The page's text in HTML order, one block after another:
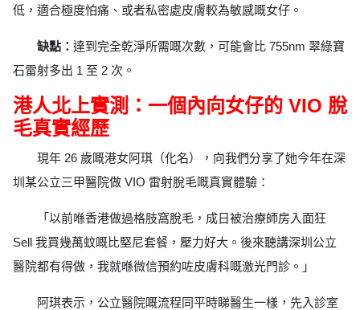
低，適合極度怕痛、或者私密處皮膚較為敏感嘅女仔。
缺點： 達到完全乾淨所需嘅次數，可能會比 755nm 翠綠寶
石雷射多出 1 至 2 次。
港人北上實測：一個內向女仔的 VIO 脫
毛真實經歷
現年 26 歲嘅港女阿琪（化名），向我們分享了她今年在深
圳某公立三甲醫院做 VIO 雷射脫毛嘅真實體驗：
「以前喺香港做過格肢窩脫毛，成日被治療師房入面狂
Sell 我買幾萬蚊嘅比堅尼套餐，壓力好大。後來聽講深圳公立
醫院都有得做，我就喺微信預約咗皮膚科嘅激光門診。」
阿琪表示，公立醫院嘅流程同平時睇醫生一樣，先入診室